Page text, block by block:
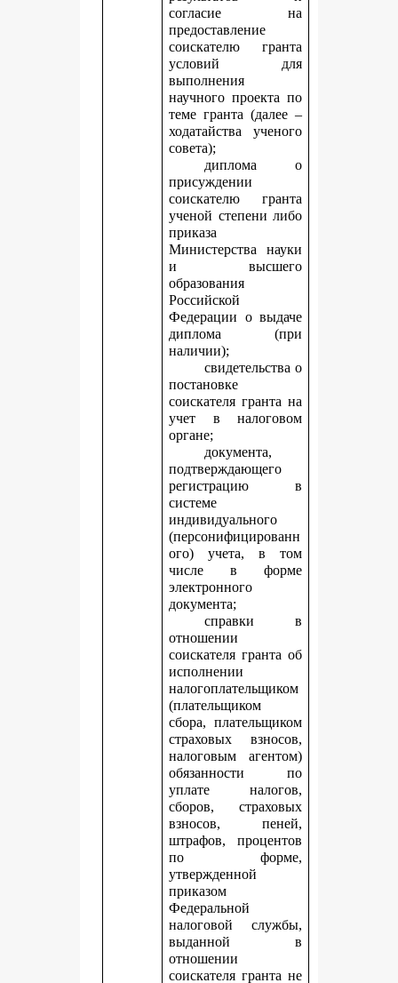
согласие на
предоставление
соискателю гранта
условий для
выполнения
научного проекта по
теме гранта (далее –
ходатайства ученого
совета);
диплома о
присуждении
соискателю гранта
ученой степени либо
приказа
Министерства науки
и высшего
образования
Российской
Федерации о выдаче
диплома (при
наличии);
свидетельства о
постановке
соискателя гранта на
учет в налоговом
органе;
документа,
подтверждающего
регистрацию в
системе
индивидуального
(персонифицированн
ого) учета, в том
числе в форме
электронного
документа;
справки в
отношении
соискателя гранта об
исполнении
налогоплательщиком
(плательщиком
сбора, плательщиком
страховых взносов,
налоговым агентом)
обязанности по
уплате налогов,
сборов, страховых
взносов, пеней,
штрафов, процентов
по форме,
утвержденной
приказом
Федеральной
налоговой службы,
выданной в
отношении
соискателя гранта не